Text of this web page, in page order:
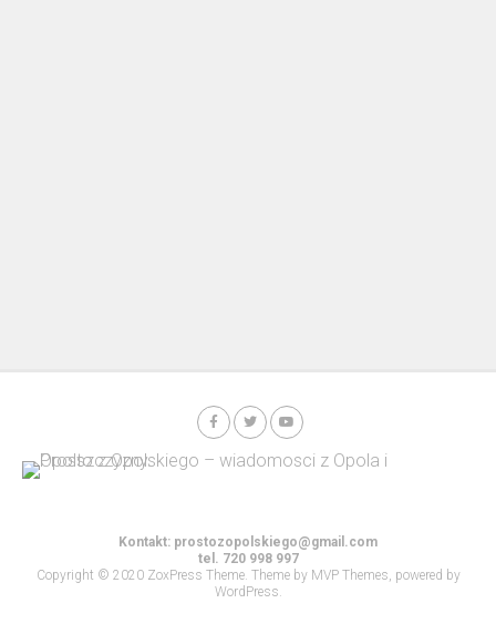
Kontakt: prostozopolskiego@gmail.com
tel. 720 998 997
Copyright © 2020 ZoxPress Theme. Theme by MVP Themes, powered by
WordPress.